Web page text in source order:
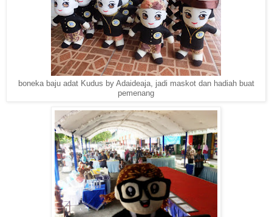
boneka baju adat Kudus by Adaideaja, jadi maskot dan hadiah buat
pemenang